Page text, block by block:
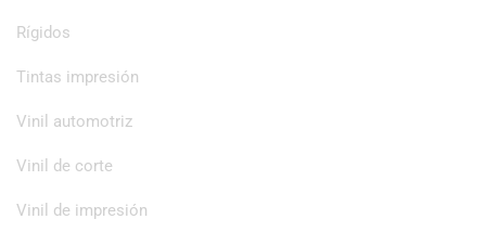
Rígidos
Tintas impresión
Vinil automotriz
Vinil de corte
Vinil de impresión